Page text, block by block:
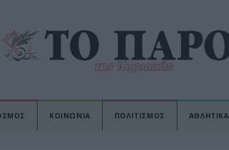
ΚΟΙΝΩΝΙΑ ΠΟΛΙΤΙΣΜΟΣ ΑΘΛΗΤΙΚΑ